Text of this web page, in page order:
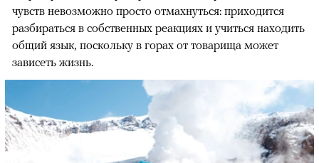
чувств невозможно просто отмахнуться: приходится
разбираться в собственных реакциях и учиться находить
общий язык, поскольку в горах от товарища может
зависеть жизнь.